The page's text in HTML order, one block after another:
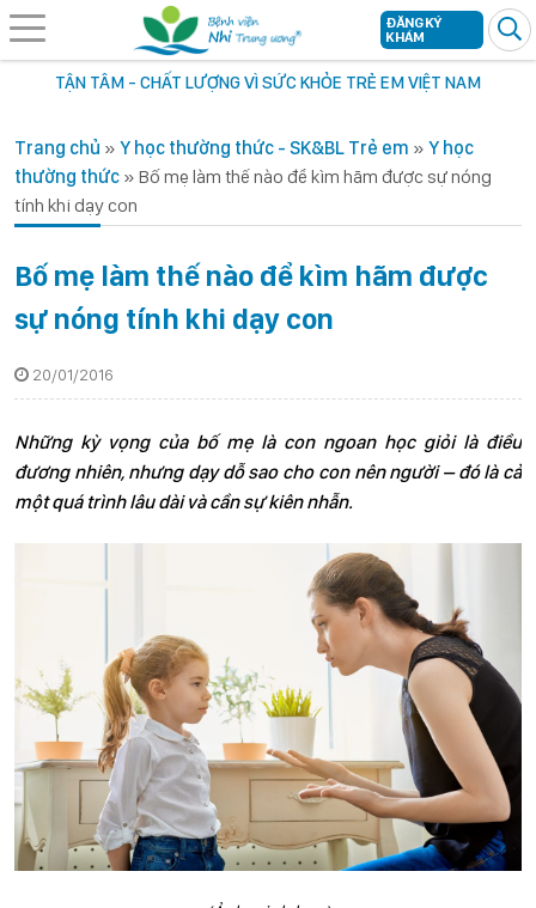
TẬN TÂM - CHẤT LƯỢNG VÌ SỨC KHỎE TRẺ EM VIỆT NAM
ĐĂNG KÝ
KHÁM
Trang chủ » Y học thường thức - SK&BL Trẻ em » Y học
thường thức » Bố mẹ làm thế nào để kìm hãm được sự nóng
tính khi dạy con
Bố mẹ làm thế nào để kìm hãm được
sự nóng tính khi dạy con
20/01/2016
Những kỳ vọng của bố mẹ là con ngoan học giỏi là điều
đương nhiên, nhưng dạy dỗ sao cho con nên người – đó là cả
một quá trình lâu dài và cần sự kiên nhẫn.